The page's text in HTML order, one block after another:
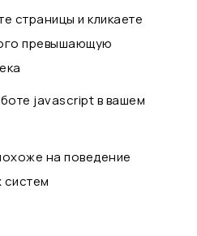
страницы и кликаете
превышающую
javascript в вашем
на поведение
систем